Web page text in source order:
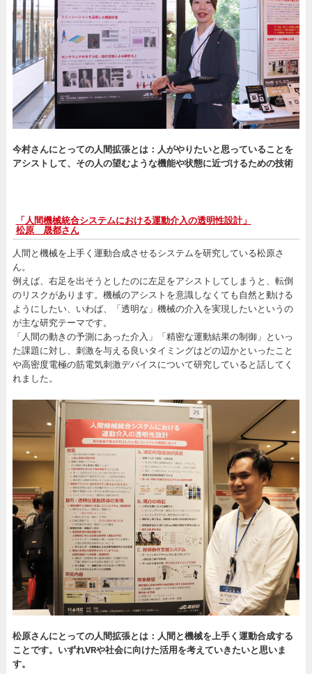
今村さんにとっての人間拡張とは：人がやりたいと思っていることを
アシストして、その人の望むような機能や状態に近づけるための技術
「人間機械統合システムにおける運動介入の透明性設計」
松原 晟都さん
人間と機械を上手く運動合成させるシステムを研究している松原さ
ん。
例えば、右足を出そうとしたのに左足をアシストしてしまうと、転倒
のリスクがあります。機械のアシストを意識しなくても自然と動ける
ようにしたい、いわば、「透明な」機械の介入を実現したいというの
が主な研究テーマです。
「人間の動きの予測にあった介入」「精密な運動結果の制御」といっ
た課題に対し、刺激を与える良いタイミングはどの辺かといったこと
や高密度電極の筋電気刺激デバイスについて研究していると話してく
れました。
松原さんにとっての人間拡張とは：人間と機械を上手く運動合成する
ことです。いずれVRや社会に向けた活用を考えていきたいと思いま
す。